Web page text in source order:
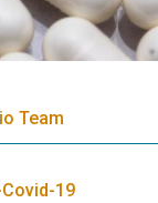
Team
Covid-19